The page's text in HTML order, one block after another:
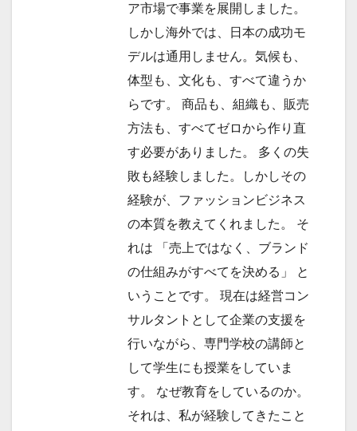
ア市場で事業を展開しました。
しかし海外では、日本の成功モ
デルは通用しません。気候も、
体型も、文化も、すべて違うか
らです。 商品も、組織も、販売
方法も、すべてゼロから作り直
す必要がありました。 多くの失
敗も経験しました。しかしその
経験が、ファッションビジネス
の本質を教えてくれました。 そ
れは 「売上ではなく、ブランド
の仕組みがすべてを決める」 と
いうことです。 現在は経営コン
サルタントとして企業の支援を
行いながら、専門学校の講師と
して学生にも授業をしていま
す。 なぜ教育をしているのか。
それは、私が経験してきたこと